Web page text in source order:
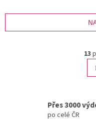
13
Přes 3000
po celé ČR